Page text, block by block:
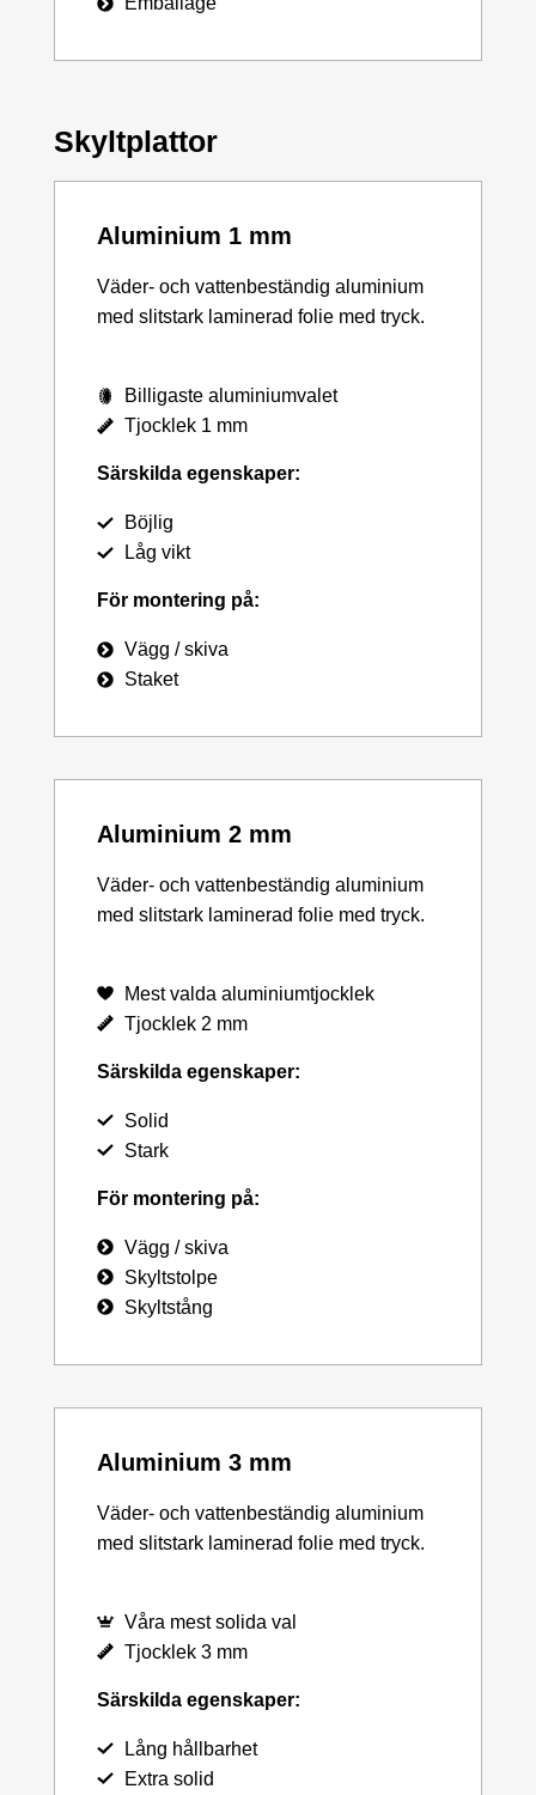
Skyltplattor
Aluminium 1 mm
Väder- och vattenbeständig aluminium
med slitstark laminerad folie med tryck.
Billigaste aluminiumvalet
Tjocklek 1 mm
Särskilda egenskaper:
Böjlig
Låg vikt
För montering på:
Vägg / skiva
Staket
Aluminium 2 mm
Väder- och vattenbeständig aluminium
med slitstark laminerad folie med tryck.
Mest valda aluminiumtjocklek
Tjocklek 2 mm
Särskilda egenskaper:
Solid
Stark
För montering på:
Vägg / skiva
Skyltstolpe
Skyltstång
Aluminium 3 mm
Väder- och vattenbeständig aluminium
med slitstark laminerad folie med tryck.
Våra mest solida val
Tjocklek 3 mm
Särskilda egenskaper:
Lång hållbarhet
Extra solid